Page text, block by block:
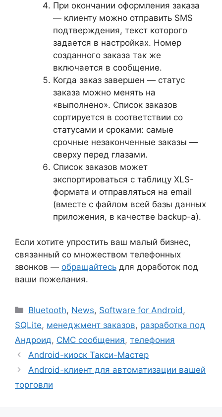
При окончании оформления заказа
— клиенту можно отправить SMS
подтверждения, текст которого
задается в настройках. Номер
созданного заказа так же
включается в сообщение.
Когда заказ завершен — статус
заказа можно менять на
«выполнено». Список заказов
сортируется в соответствии со
статусами и сроками: самые
срочные незаконченные заказы —
сверху перед глазами.
Список заказов может
экспортироваться с таблицу XLS-
формата и отправляться на email
(вместе с файлом всей базы данных
приложения, в качестве backup-а).
Если хотите упростить ваш малый бизнес,
связанный со множеством телефонных
звонков — обращайтесь для доработок под
ваши пожелания.
Рубрики
Bluetooth, News, Software for Android ,
SQLite, менеджмент заказов, разработка под
Андроид, СМС сообщения, телефония
Android-киоск Такси-Мастер
Android-клиент для автоматизации вашей
торговли